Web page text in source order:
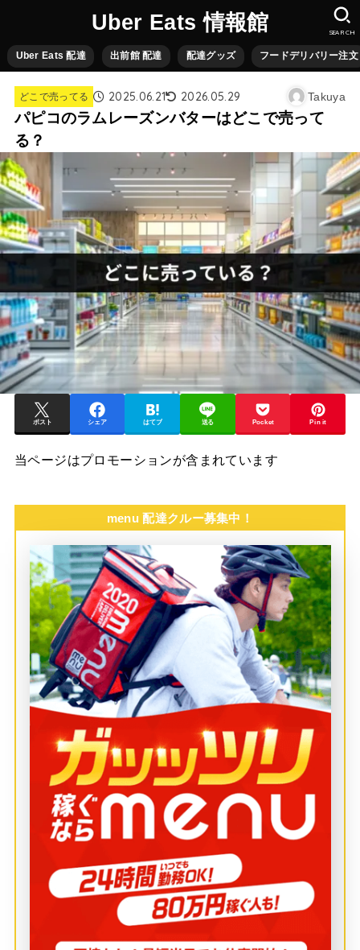
Uber Eats 情報館
Uber Eats 配達 出前館 配達 配達グッズ フードデリバリー注文
SEARCH
どこで売ってる 2025.06.21 2026.05.29 Takuya
パピコのラムレーズンバターはどこで売って
る？
ポスト シェア はてブ 送る Pocket Pin it
当ページはプロモーションが含まれています
menu 配達クルー募集中！